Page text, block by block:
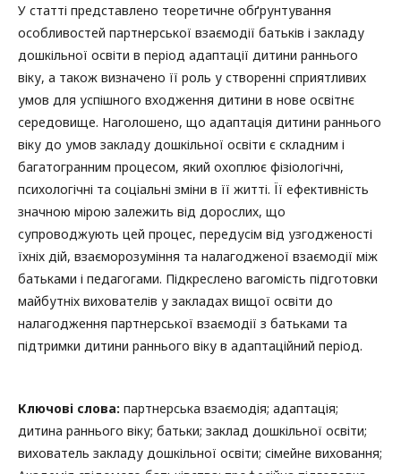
У статті представлено теоретичне обґрунтування
особливостей партнерської взаємодії батьків і закладу
дошкільної освіти в період адаптації дитини раннього
віку, а також визначено її роль у створенні сприятливих
умов для успішного входження дитини в нове освітнє
середовище. Наголошено, що адаптація дитини раннього
віку до умов закладу дошкільної освіти є складним і
багатогранним процесом, який охоплює фізіологічні,
психологічні та соціальні зміни в її житті. Її ефективність
значною мірою залежить від дорослих, що
супроводжують цей процес, передусім від узгодженості
їхніх дій, взаєморозуміння та налагодженої взаємодії між
батьками і педагогами. Підкреслено вагомість підготовки
майбутніх вихователів у закладах вищої освіти до
налагодження партнерської взаємодії з батьками та
підтримки дитини раннього віку в адаптаційний період.
Ключові слова: партнерська взаємодія; адаптація;
дитина раннього віку; батьки; заклад дошкільної освіти;
вихователь закладу дошкільної освіти; сімейне виховання;